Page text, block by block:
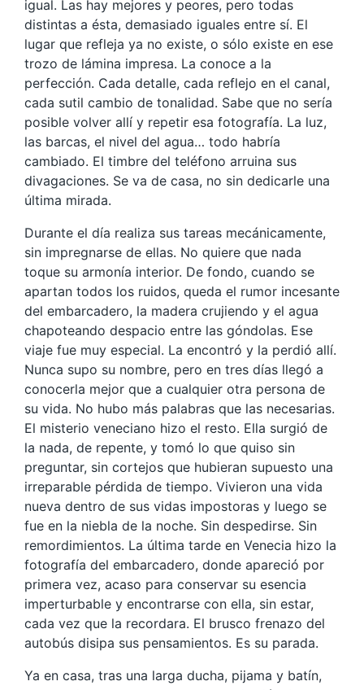
igual. Las hay mejores y peores, pero todas
distintas a ésta, demasiado iguales entre sí. El
lugar que refleja ya no existe, o sólo existe en ese
trozo de lámina impresa. La conoce a la
perfección. Cada detalle, cada reflejo en el canal,
cada sutil cambio de tonalidad. Sabe que no sería
posible volver allí y repetir esa fotografía. La luz,
las barcas, el nivel del agua… todo habría
cambiado. El timbre del teléfono arruina sus
divagaciones. Se va de casa, no sin dedicarle una
última mirada.
Durante el día realiza sus tareas mecánicamente,
sin impregnarse de ellas. No quiere que nada
toque su armonía interior. De fondo, cuando se
apartan todos los ruidos, queda el rumor incesante
del embarcadero, la madera crujiendo y el agua
chapoteando despacio entre las góndolas. Ese
viaje fue muy especial. La encontró y la perdió allí.
Nunca supo su nombre, pero en tres días llegó a
conocerla mejor que a cualquier otra persona de
su vida. No hubo más palabras que las necesarias.
El misterio veneciano hizo el resto. Ella surgió de
la nada, de repente, y tomó lo que quiso sin
preguntar, sin cortejos que hubieran supuesto una
irreparable pérdida de tiempo. Vivieron una vida
nueva dentro de sus vidas impostoras y luego se
fue en la niebla de la noche. Sin despedirse. Sin
remordimientos. La última tarde en Venecia hizo la
fotografía del embarcadero, donde apareció por
primera vez, acaso para conservar su esencia
imperturbable y encontrarse con ella, sin estar,
cada vez que la recordara. El brusco frenazo del
autobús disipa sus pensamientos. Es su parada.
Ya en casa, tras una larga ducha, pijama y batín,